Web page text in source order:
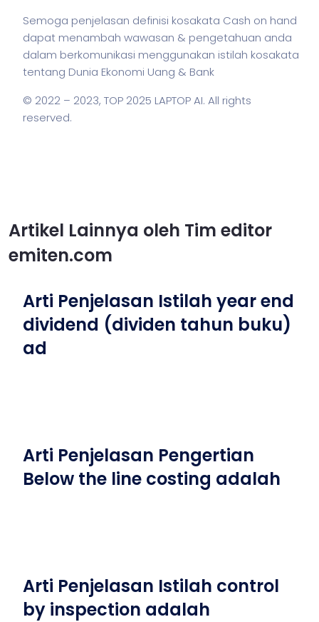
Semoga penjelasan definisi kosakata Cash on hand
dapat menambah wawasan & pengetahuan anda
dalam berkomunikasi menggunakan istilah kosakata
tentang Dunia Ekonomi Uang & Bank
© 2022 – 2023, TOP 2025 LAPTOP AI. All rights
reserved.
Artikel Lainnya oleh Tim editor
emiten.com
Arti Penjelasan Istilah year end
dividend (dividen tahun buku)
ad
Arti Penjelasan Pengertian
Below the line costing adalah
Arti Penjelasan Istilah control
by inspection adalah